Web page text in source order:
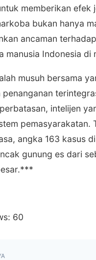
memberikan efek
bukan hanya
ancaman
manusia Indonesia di
musuh bersama
penanganan
intelijen
pemasyarakatan.
angka 163 kasus
gunung es dari
60